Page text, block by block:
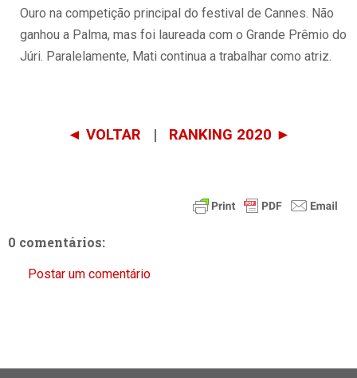
Ouro na competição principal do festival de Cannes. Não
ganhou a Palma, mas foi laureada com o Grande Prêmio do
Júri. Paralelamente, Mati continua a trabalhar como atriz.
◄ VOLTAR | RANKING 2020 ►
0 comentários:
Postar um comentário